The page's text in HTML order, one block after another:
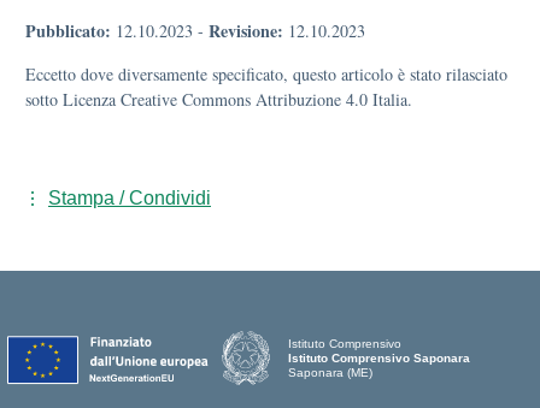
Pubblicato: 12.10.2023 - Revisione: 12.10.2023
Eccetto dove diversamente specificato, questo articolo è stato rilasciato
sotto Licenza Creative Commons Attribuzione 4.0 Italia.
Stampa / Condividi
Istituto Comprensivo
Istituto Comprensivo Saponara
Saponara (ME)